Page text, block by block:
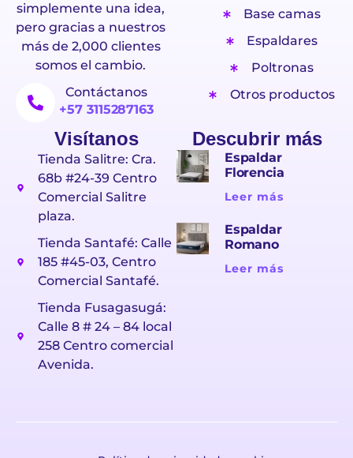
simplemente una idea,
pero gracias a nuestros
más de 2,000 clientes
somos el cambio.
Contáctanos
+57 3115287163
Base camas
Espaldares
Poltronas
Otros productos
Visítanos
Tienda Salitre: Cra.
68b #24-39 Centro
Comercial Salitre
plaza.
Tienda Santafé: Calle
185 #45-03, Centro
Comercial Santafé.
Tienda Fusagasugá:
Calle 8 # 24 – 84 local
258 Centro comercial
Avenida.
Descubrir más
Espaldar
Florencia
Leer más
Espaldar
Romano
Leer más